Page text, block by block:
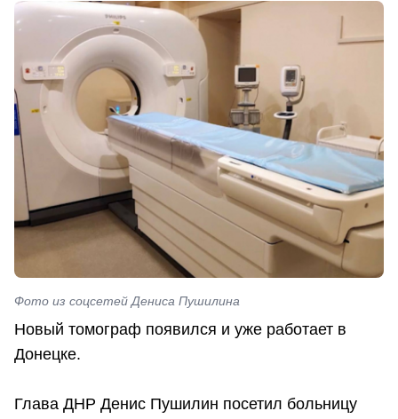
Фото из соцсетей Дениса Пушилина
Новый томограф появился и уже работает в
Донецке.
Глава ДНР Денис Пушилин посетил больницу